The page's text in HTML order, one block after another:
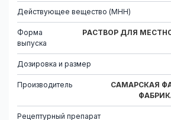
Действующее вещество (МНН)
Форма
выпуска
РАСТВОР ДЛЯ
Дозировка и размер
Производитель
САМАРСКАЯ
Рецептурный препарат